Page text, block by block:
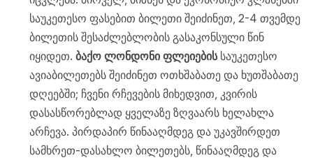
საუკეთესო ფასებით ბილეთი შეიძინეთ, 2-4 თვემდე
ბილეთის შესაძლებლობის გასაკონსული წინ
იყიდეთ. ბაქო ლონდონი ფლეიებისსაუკეთესო
ავიაბილეთებს შეიძინეთ ოთხშაბათე და ხუთშაბათე
დღეებში; ჩვენი რჩევების მიხედვით, კვირის
დასასწორებლად ყველაზე ზღვაარს ხელახლა
არჩევა. პირდაპირ წინააღმდეგ და უკავშირდეთ
სამხრეთ-დასახლო ბილეთებს, წინააღმდეგ და